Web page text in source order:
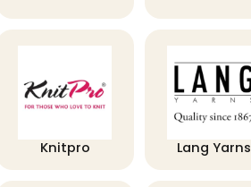
Knitpro Lang Yarns